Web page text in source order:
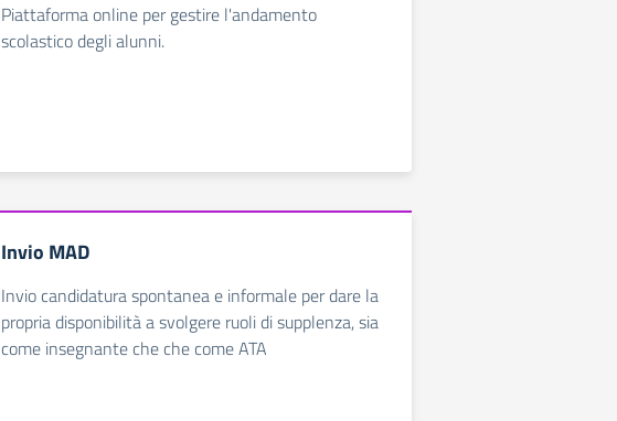
Piattaforma online per gestire l'andamento
scolastico degli alunni.
Invio MAD
Invio candidatura spontanea e informale per dare la
propria disponibilità a svolgere ruoli di supplenza, sia
come insegnante che che come ATA